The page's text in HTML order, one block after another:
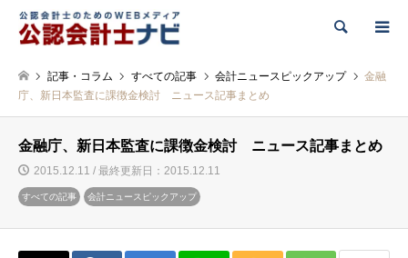
検索
記事・コラム すべての記事 会計ニュースピックアップ
金融
庁、新日本監査に課徴金検討 ニュース記事まとめ
金融庁、新日本監査に課徴金検討 ニュース記事まとめ
2015.12.11 / 最終更新日：2015.12.11
すべての記事 会計ニュースピックアップ